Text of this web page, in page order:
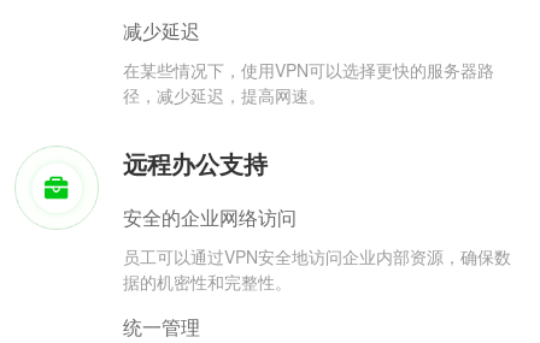
减少延迟
在某些情况下，使用VPN可以选择更快的服务器路
径，减少延迟，提高网速。
远程办公支持
安全的企业网络访问
员工可以通过VPN安全地访问企业内部资源，确保数
据的机密性和完整性。
统一管理